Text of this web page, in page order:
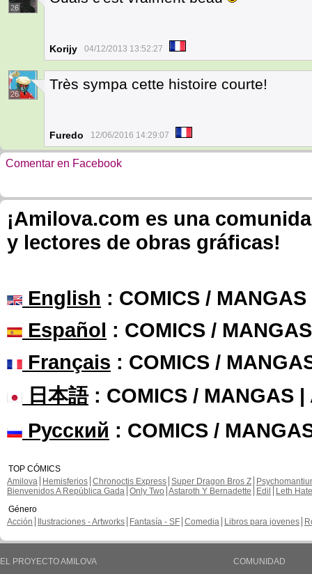
26
Korijy 04/12/2013 13:52:27
26
Très sympa cette histoire courte!
Furedo 12/06/2016 14:29:07
Comentar en Facebook
¡Amilova.com es una
y lectores de obras gráficas!
English : COMICS /
Español : COMICS /
Français : COMICS /
日本語: COMICS / MANGAS |
Русский : COMICS /
TOP CÓMICS
Amilova
Hemisferios Chronoctis Express Super Dragon Bros Z
Bienvenidos A República Gada Only Two Astaroth Y Bernadette Edil
Leth Hate
Género
Acción
Ilustraciones - Artworks Fantasía - SF Comedia Libros para jovenes
EL PROYECTO AMILOVA
COMUNIDAD